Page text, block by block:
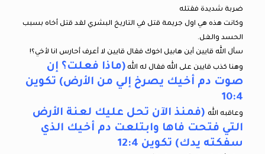
ضربة شديدة فقتله
وكانت هذه هي اول جريمة قتل في التاريخ البشري لقد قتل أخاه بسبب
الحسد والغل.
سأل الله قايين أين هابيل اخوك فقال قايين لا أعرف أحارس انا لأخي؟!
وهنا كذب قايين على الله فقال له الله (ماذا فعلت؟ إن
صوت دم أخيك يصرخ إلي من الأرض) تكوين
10:4
وعاقبه الله (فمنذ الآن تحل عليك لعنة الأرض
التي فتحت فاها وابتلعت دم أخيك الذي
سفكته يدك) تكوين 12:4